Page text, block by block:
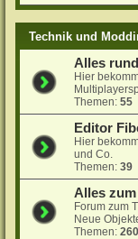
Technik und
Alles
Hier
Themen:55
Editor
Hier
und Co.
Themen:39
Alles
Forum zum
Neue
Themen:260